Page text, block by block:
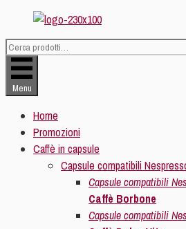
al
contenuto
Cerca:
Menu
Home
Promozioni
Caffè in capsule
Capsule compatibili
Capsule compatibili
Caffè Borbone
Capsule compatibili